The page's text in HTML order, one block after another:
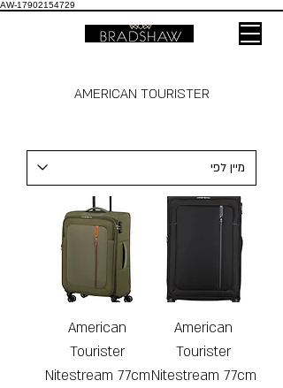
AW-17902154729
AMERICAN TOURISTER
American
Tourister
Nitestream 77cm
American
Tourister
Nitestream 77cm